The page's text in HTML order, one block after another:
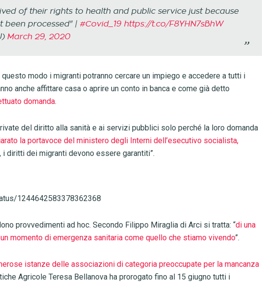
of their rights to health and public service just because
been processed" | #Covid_19 https://t.co/F8YHN7sBhW
March 29, 2020
modo i migranti potranno cercare un impiego e accedere a tutti i
anche affittare casa o aprire un conto in banca e come già detto
domanda.
del diritto alla sanità e ai servizi pubblici solo perché la loro domanda
la portavoce del ministero degli Interni dell’esecutivo socialista,
i diritti dei migranti devono essere garantiti”.
1244642583378362368
provvedimenti ad hoc. Secondo Filippo Miraglia di Arci si tratta: “di una
momento di emergenza sanitaria come quello che stiamo vivendo”.
istanze delle associazioni di categoria preoccupate per la mancanza
Agricole Teresa Bellanova ha prorogato fino al 15 giugno tutti i